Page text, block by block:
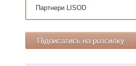
Партнери LISOD
Підписатись на розсилку